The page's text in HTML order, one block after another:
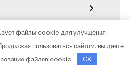
комплекс
файлы cookie для улучшения
пользоваться сайтом, вы даете
файлов cookie.
OK